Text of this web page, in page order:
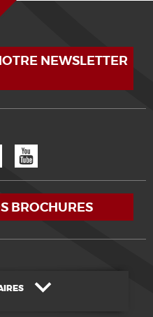
NEWSLETTER
BROCHURES